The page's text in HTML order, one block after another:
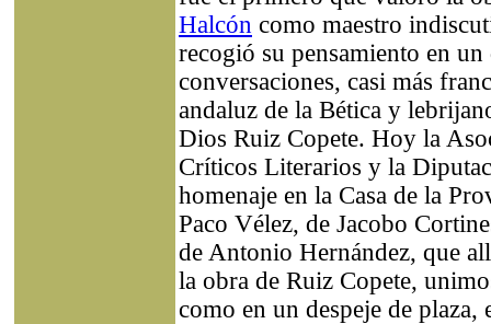
Halcón como maestro
recogió su pensamiento en
conversaciones, casi más
andaluz de la Bética y
Dios Ruiz Copete. Hoy la
Críticos Literarios y la
homenaje en la Casa de la
Paco Vélez, de Jacobo
de Antonio Hernández, que
la obra de Ruiz Copete,
como en un despeje de plaza,